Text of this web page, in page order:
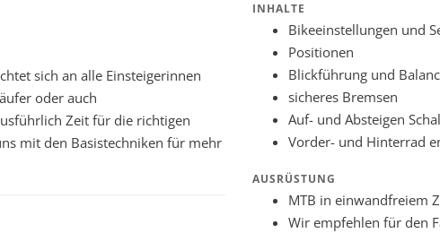
sich an alle Einsteigerinnen
oder auch
Zeit für die richtigen
mit den Basistechniken für mehr
INHALTE
Bikeeinstellungen und
Positionen
Blickführung und
sicheres Bremsen
Auf- und Absteigen
Vorder- und Hinterrad
AUSRÜSTUNG
MTB in einwandfreiem
Wir empfehlen für den